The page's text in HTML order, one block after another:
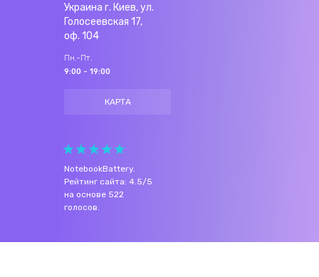
Украина г. Киев, ул.
Голосеевская 17,
оф. 104
Пн.-Пт.
9:00 - 19:00
КАРТА
NotebookBattery.
Рейтинг сайта: 4.5/5
на основе 522
голосов.